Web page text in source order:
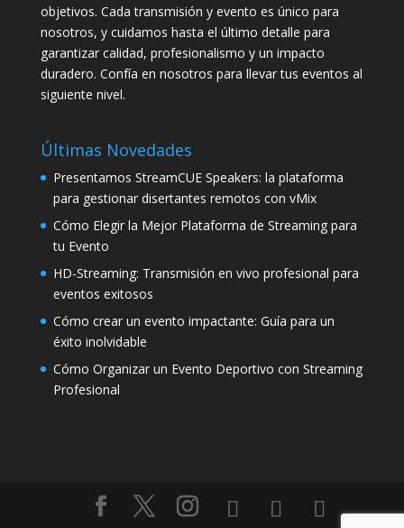
objetivos. Cada transmisión y evento es único para
nosotros, y cuidamos hasta el último detalle para
garantizar calidad, profesionalismo y un impacto
duradero. Confía en nosotros para llevar tus eventos al
siguiente nivel.
Últimas Novedades
Presentamos StreamCUE Speakers: la plataforma
para gestionar disertantes remotos con vMix
Cómo Elegir la Mejor Plataforma de Streaming para
tu Evento
HD-Streaming: Transmisión en vivo profesional para
eventos exitosos
Cómo crear un evento impactante: Guía para un
éxito inolvidable
Cómo Organizar un Evento Deportivo con Streaming
Profesional